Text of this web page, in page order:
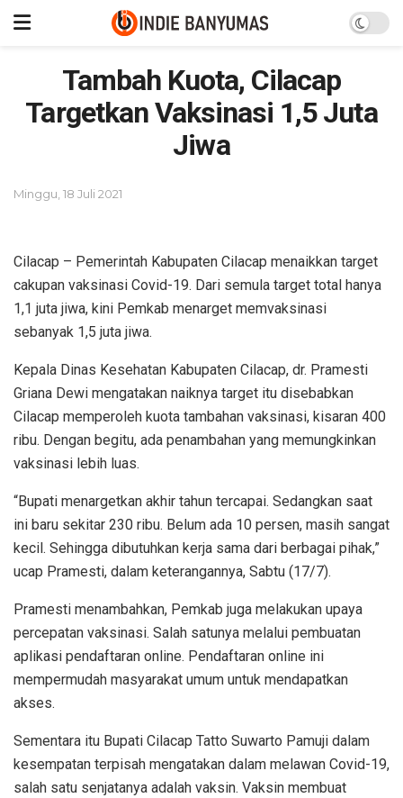
Tambah Kuota, Cilacap
Targetkan Vaksinasi 1,5 Juta
Jiwa
Minggu, 18 Juli 2021
Cilacap – Pemerintah Kabupaten Cilacap menaikkan target
cakupan vaksinasi Covid-19. Dari semula target total hanya
1,1 juta jiwa, kini Pemkab menarget memvaksinasi
sebanyak 1,5 juta jiwa.
Kepala Dinas Kesehatan Kabupaten Cilacap, dr. Pramesti
Griana Dewi mengatakan naiknya target itu disebabkan
Cilacap memperoleh kuota tambahan vaksinasi, kisaran 400
ribu. Dengan begitu, ada penambahan yang memungkinkan
vaksinasi lebih luas.
“Bupati menargetkan akhir tahun tercapai. Sedangkan saat
ini baru sekitar 230 ribu. Belum ada 10 persen, masih sangat
kecil. Sehingga dibutuhkan kerja sama dari berbagai pihak,”
ucap Pramesti, dalam keterangannya, Sabtu (17/7).
Pramesti menambahkan, Pemkab juga melakukan upaya
percepatan vaksinasi. Salah satunya melalui pembuatan
aplikasi pendaftaran online. Pendaftaran online ini
mempermudah masyarakat umum untuk mendapatkan
akses.
Sementara itu Bupati Cilacap Tatto Suwarto Pamuji dalam
kesempatan terpisah mengatakan dalam melawan Covid-19,
salah satu senjatanya adalah vaksin. Vaksin membuat